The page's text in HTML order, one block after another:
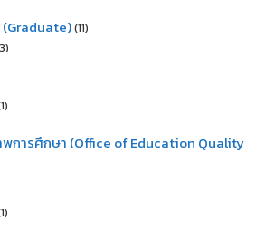
(11)
การศึกษา (Office of Education Quality